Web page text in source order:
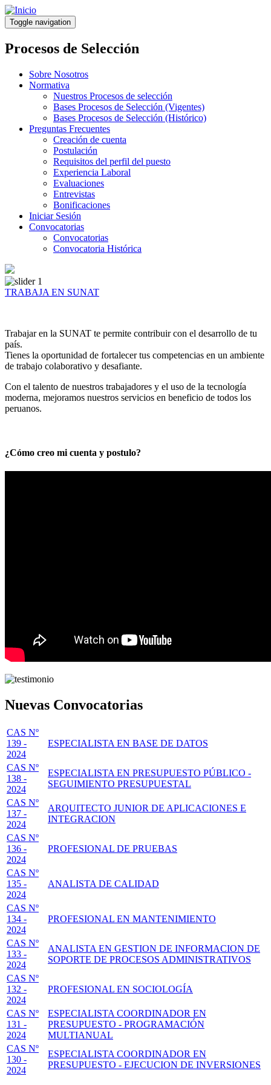
Pasar
al
contenido
principal
Toggle navigation
Procesos de Selección
Sobre Nosotros
Normativa
Nuestros Procesos de selección
Bases Procesos de Selección (Vigentes)
Bases Procesos de Selección (Histórico)
Preguntas Frecuentes
Creación de cuenta
Postulación
Requisitos del perfil del puesto
Experiencia Laboral
Evaluaciones
Entrevistas
Bonificaciones
Iniciar Sesión
Convocatorias
Convocatorias
Convocatoria Histórica
TRABAJA EN SUNAT
Trabajar en la SUNAT te permite contribuir con el desarrollo de tu
país.
Tienes la oportunidad de fortalecer tus competencias en un ambiente
de trabajo colaborativo y desafiante.
Con el talento de nuestros trabajadores y el uso de la tecnología
moderna, mejoramos nuestros servicios en beneficio de todos los
peruanos.
¿Cómo creo mi cuenta y postulo?
Nuevas Convocatorias
CAS Nº
139 -
2024
ESPECIALISTA EN BASE DE DATOS
CAS Nº
138 -
2024
ESPECIALISTA EN PRESUPUESTO PÚBLICO -
SEGUIMIENTO PRESUPUESTAL
CAS Nº
137 -
2024
ARQUITECTO JUNIOR DE APLICACIONES E
INTEGRACION
CAS Nº
136 -
2024
PROFESIONAL DE PRUEBAS
CAS Nº
135 -
2024
ANALISTA DE CALIDAD
CAS Nº
134 -
2024
PROFESIONAL EN MANTENIMIENTO
CAS Nº
133 -
2024
ANALISTA EN GESTION DE INFORMACION DE
SOPORTE DE PROCESOS ADMINISTRATIVOS
CAS Nº
132 -
2024
PROFESIONAL EN SOCIOLOGÍA
CAS Nº
131 -
2024
ESPECIALISTA COORDINADOR EN
PRESUPUESTO - PROGRAMACIÓN
MULTIANUAL
CAS Nº
130 -
2024
ESPECIALISTA COORDINADOR EN
PRESUPUESTO - EJECUCION DE INVERSIONES